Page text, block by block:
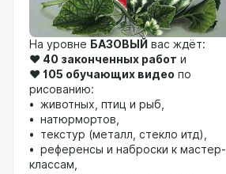
На уровне БАЗОВЫЙ вас ждёт:
❤️ 40 законченных работ и
❤️ 105 обучающих видео по
рисованию:
• животных, птиц и рыб,
• натюрмортов,
• текстур (металл, стекло итд),
• референсы и наброски к мастер-
классам,